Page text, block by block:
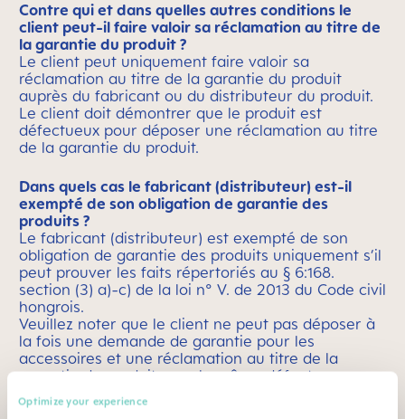
Optimize your experience
Contre qui et dans quelles autres conditions le
client peut-il faire valoir sa réclamation au titre de
la garantie du produit ?
Le client peut uniquement faire valoir sa
réclamation au titre de la garantie du produit
auprès du fabricant ou du distributeur du produit.
Le client doit démontrer que le produit est
défectueux pour déposer une réclamation au titre
de la garantie du produit.
Dans quels cas le fabricant (distributeur) est-il
exempté de son obligation de garantie des
produits ?
Le fabricant (distributeur) est exempté de son
obligation de garantie des produits uniquement s’il
peut prouver les faits répertoriés au § 6:168.
section (3) a)-c) de la loi n° V. de 2013 du Code civil
hongrois.
Veuillez noter que le client ne peut pas déposer à
la fois une demande de garantie pour les
accessoires et une réclamation au titre de la
garantie du produit pour le même défaut.
Néanmoins, si la demande de garantie du produit
du client est acceptée, ce dernier peut ensuite